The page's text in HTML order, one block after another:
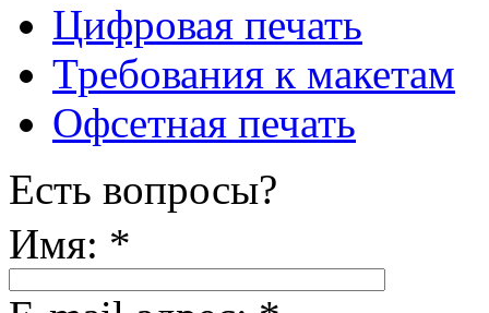
Цифровая печать
Требования к макетам
Офсетная печать
Есть вопросы?
Имя: *